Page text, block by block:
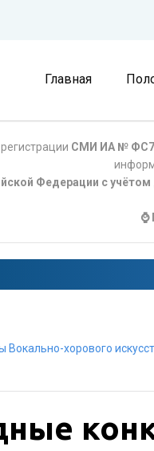
Главная
СМИ ИА №
Федерации с
Вокально-хорового